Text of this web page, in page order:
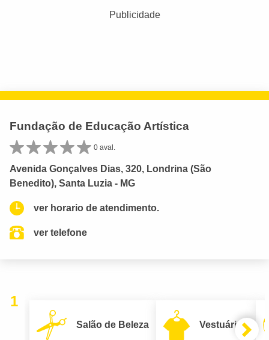
Publicidade
Fundação de Educação Artística
0 aval.
Avenida Gonçalves Dias, 320, Londrina (São
Benedito), Santa Luzia - MG
ver horario de atendimento.
ver telefone
1
Salão de Beleza Vestuário